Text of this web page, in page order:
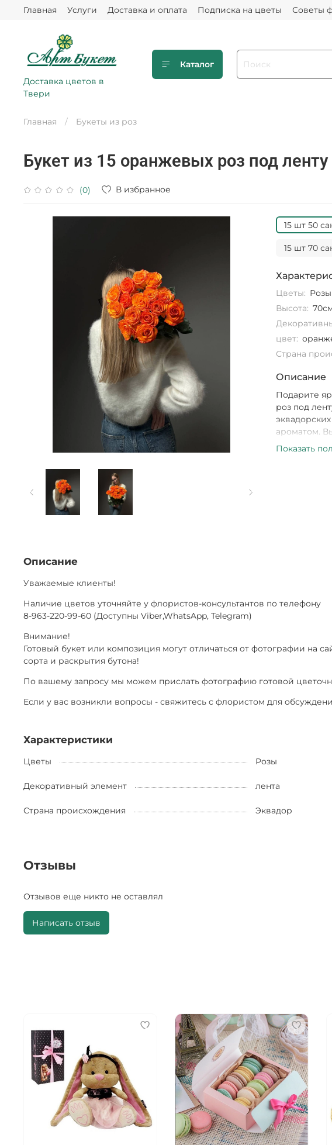
Главная Услуги Доставка и оплата Подписка на цветы Советы
Доставка цветов в
Твери
Каталог
Главная Букеты из роз
Букет из 15 оранжевых роз под ленту
(0) В избранное
15 шт 50
15 шт 70
Цветы: Розы
Высота:
цвет:
Страна
Описание
Подарите
роз под
ароматом.
вашему
Показать
Описание
Уважаемые клиенты!
Наличие цветов уточняйте у флористов-консультантов по телефону
8-963-220-99-60 (Доступны Viber,WhatsApp, Telegram)
Внимание!
Готовый букет или композиция могут отличаться от фотографии на
сорта и раскрытия бутона!
По вашему запросу мы можем прислать фотографию готовой
Если у вас возникли вопросы - свяжитесь с флористом для
Характеристики
Цветы Розы
Декоративный элемент лента
Страна происхождения Эквадор
Отзывы
Отзывов еще никто не оставлял
Написать отзыв